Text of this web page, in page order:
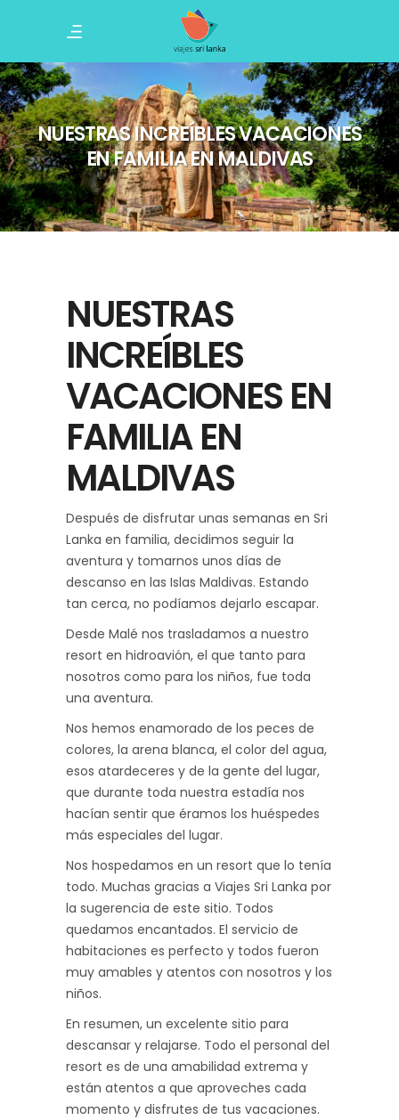
NUESTRAS INCREÍBLES VACACIONES
EN FAMILIA EN MALDIVAS
NUESTRAS
INCREÍBLES
VACACIONES EN
FAMILIA EN
MALDIVAS
Después de disfrutar unas semanas en Sri
Lanka en familia, decidimos seguir la
aventura y tomarnos unos días de
descanso en las Islas Maldivas. Estando
tan cerca, no podíamos dejarlo escapar.
Desde Malé nos trasladamos a nuestro
resort en hidroavión, el que tanto para
nosotros como para los niños, fue toda
una aventura.
Nos hemos enamorado de los peces de
colores, la arena blanca, el color del agua,
esos atardeceres y de la gente del lugar,
que durante toda nuestra estadía nos
hacían sentir que éramos los huéspedes
más especiales del lugar.
Nos hospedamos en un resort que lo tenía
todo. Muchas gracias a Viajes Sri Lanka por
la sugerencia de este sitio. Todos
quedamos encantados. El servicio de
habitaciones es perfecto y todos fueron
muy amables y atentos con nosotros y los
niños.
En resumen, un excelente sitio para
descansar y relajarse. Todo el personal del
resort es de una amabilidad extrema y
están atentos a que aproveches cada
momento y disfrutes de tus vacaciones.